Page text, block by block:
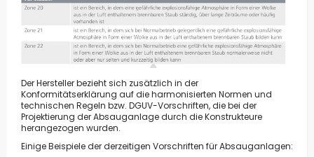
Der Hersteller bezieht sich zusätzlich in der
Konformitätserklärung auf die harmonisierten Normen und
technischen Regeln bzw. DGUV-Vorschriften, die bei der
Projektierung der Absauganlage durch die Konstrukteure
herangezogen wurden.
Einige Beispiele der derzeitigen Vorschriften für Absauganlagen: